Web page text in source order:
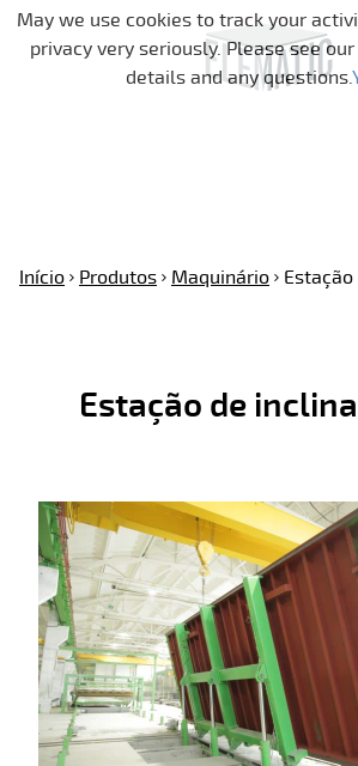
Pular a
Início Produtos Maquinário
Estação de
May we use cookies to track your
privacy very seriously. Please see
details and any questions.